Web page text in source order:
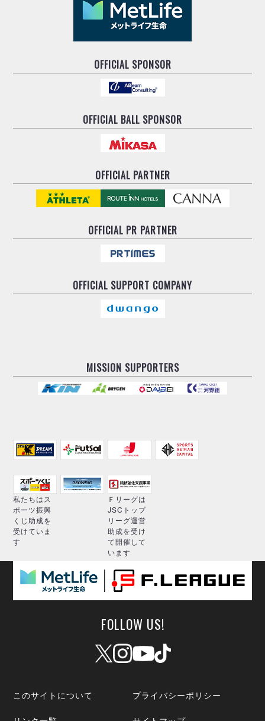
アグレミーナ浜松
ポルセイド浜田
ミラクルスマイル新居浜
OFFICIAL SPONSOR
OFFICIAL BALL SPONSOR
OFFICIAL PARTNER
OFFICIALPR PARTNER
OFFICIAL SUPPORT COMPANY
MISSION SUPPORTERS
私たちはス
ポーツ振興
くじ助成を
受けていま
す
Ｆリーグは
JSCトップ
リーグ運営
助成を受け
て開催して
います
FOLLOW US!
このサイトについて プライバシーポリシー